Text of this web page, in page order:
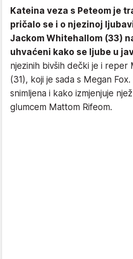
Kateina veza s Peteom je
pričalo se i o njezinoj
Jackom Whitehallom (33)
uhvaćeni kako se ljube u
njezinih bivših dečki je i reper
(31), koji je sada s Megan
snimljena i kako izmjenjuje
glumcem Mattom Rifeom.